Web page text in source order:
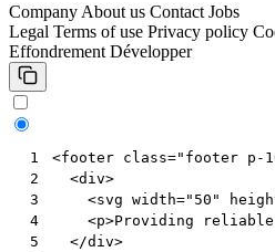
Company About us Contact Jobs
Legal Terms of use Privacy policy
Effondrement Développer
1
2
3
4
5
<footer class="footer p-
<div>
<svg width="50"
<p>Providing reliable
</div>